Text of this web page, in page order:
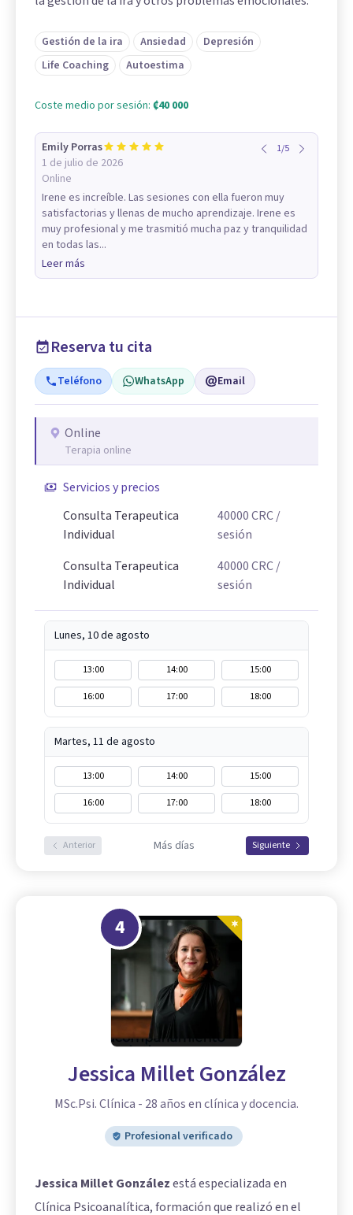
Gestión de la ira Ansiedad
Depresión
Life Coaching
Autoestima
Coste medio por sesión: ₡40 000
Emily Porras
1 de julio de 2026
Online
1/5
Irene es increíble. Las sesiones con ella fueron muy
satisfactorias y llenas de mucho aprendizaje. Irene es
muy profesional y me trasmitió mucha paz y tranquilidad
en todas las...
Leer más
Reserva tu cita
Teléfono WhatsApp Email
Online
Terapia online
Servicios y precios
Consulta Terapeutica
Individual
40000 CRC/
sesión
Consulta Terapeutica
Individual
40000 CRC/
sesión
Lunes, 10 de agosto
13:00 14:00
15:00
16:00
17:00 18:00
Martes, 11 de agosto
13:00 14:00
15:00
16:00
17:00 18:00
Anterior Más días Siguiente
4
Jessica Millet González
MSc.Psi. Clínica - 28 años en clínica y docencia.
Profesional verificado
Jessica Millet Gonzálezestá especializada en
Clínica Psicoanalítica, formación que realizó en el